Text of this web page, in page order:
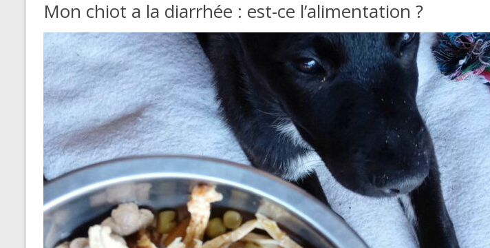
Mon chiot a la diarrhée : est-ce l’alimentation ?